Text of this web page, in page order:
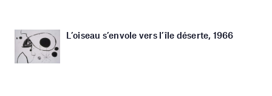
L’oiseau s’envole vers l’île déserte, 1966